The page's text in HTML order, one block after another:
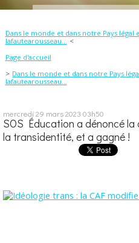
Dans le monde et dans notre Pays
lafautearousseau...
Page d'accueil
Dans le monde et dans notre Pays
lafautearousseau...
mercredi 29 mars 2023 03h50
SOS Éducation a dénoncé la
la transidentité, et a gagné !